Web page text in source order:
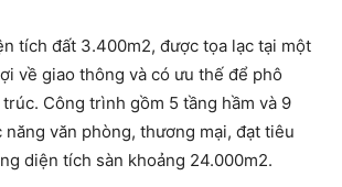
tích đất 3.400m2, được tọa lạc tại một
về giao thông và có ưu thế để phô
Công trình gồm 5 tầng hầm và 9
văn phòng, thương mại, đạt tiêu
diện tích sàn khoảng 24.000m2.